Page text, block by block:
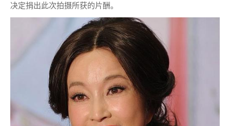
决定捐出此次拍摄所获的片酬。